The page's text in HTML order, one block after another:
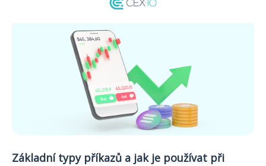
Základní typy příkazů a jak je používat při